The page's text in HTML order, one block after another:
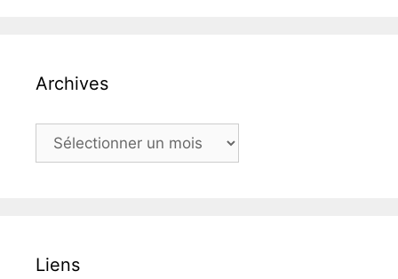
Archives
Archives
Liens